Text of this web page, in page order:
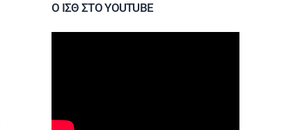
Ο ΙΣΘ ΣΤΟ YOUTUBE